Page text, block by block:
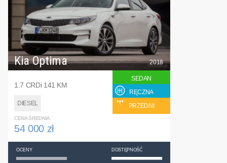
Kia Optima
1.7 CRDi 141 KM
DIESEL
2018
SEDAN
RĘCZNA
PRZEDNI
CENA ŚREDNIA
54 000 zł
OCENY DOSTĘPNOŚĆ